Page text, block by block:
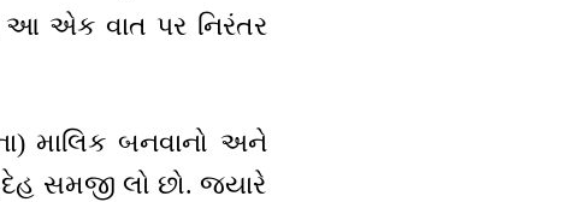
એક વાત પર નિરંતર
માલિક બનવાનો અને
સમજી લો છો. જ્યારે